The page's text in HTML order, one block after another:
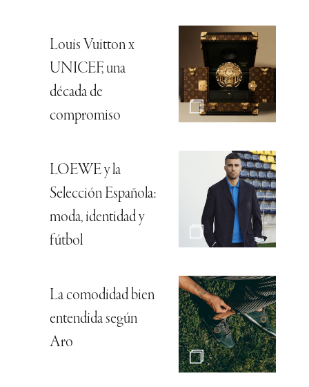
Louis Vuitton x
UNICEF, una
década de
compromiso
LOEWE y la
Selección Española:
moda, identidad y
fútbol
La comodidad bien
entendida según
Aro